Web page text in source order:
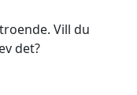
Vill du
det?